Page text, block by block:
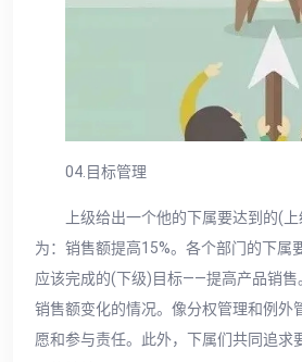
04.目标管理
上级给出一个他的下属要达到的(
为：销售额提高15%。各个部门的下属
应该完成的(下级)目标——提高产品销售
销售额变化的情况。像分权管理和例外
愿和参与责任。此外，下属们共同追求